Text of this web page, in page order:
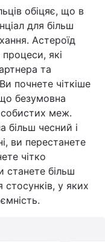
обіцяє, що в
для більш
Астероїд
які
та
почнете чіткіше
безумовна
меж.
більш чесний і
ви перестанете
чітко
станете більш
стосунків, у яких